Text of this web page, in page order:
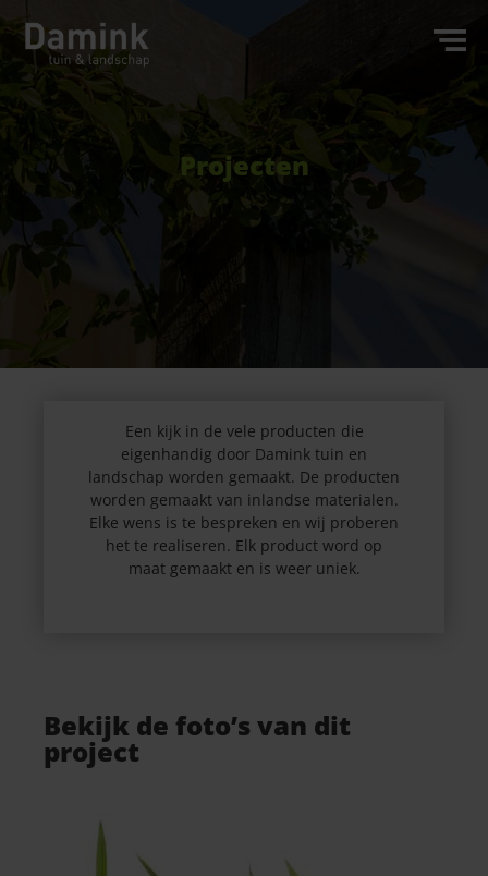
Projecten
Een kijk in de vele producten die
eigenhandig door Damink tuin en
landschap worden gemaakt. De producten
worden gemaakt van inlandse materialen.
Elke wens is te bespreken en wij proberen
het te realiseren. Elk product word op
maat gemaakt en is weer uniek.
Bekijk de foto’s van dit
project